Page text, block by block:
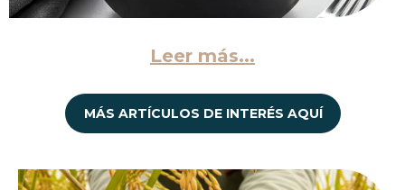
Leer más...
MÁS ARTÍCULOS DE INTERÉS AQUÍ